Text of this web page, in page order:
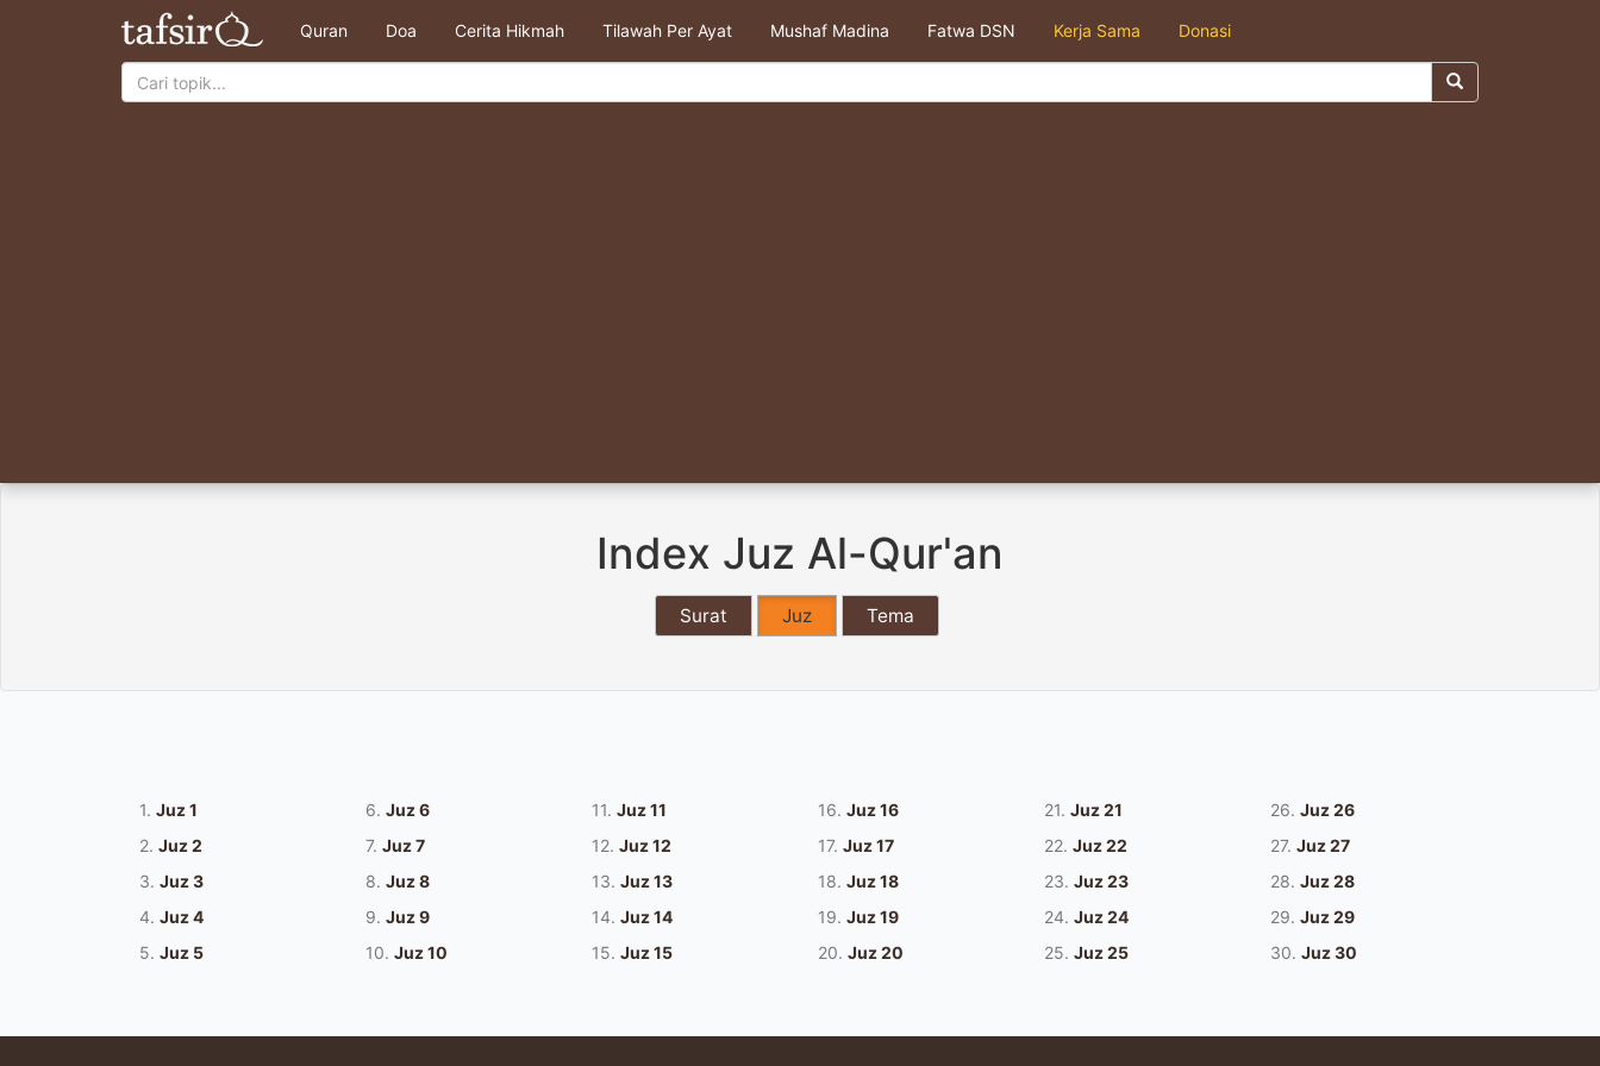
Quran Doa Cerita Hikmah Tilawah Per Ayat Mushaf Madina Fatwa DSN Kerja Sama Donasi
Index Juz Al-Qur'an
Surat Juz Tema
1. Juz 1
2. Juz 2
3. Juz 3
4. Juz 4
5. Juz 5
6. Juz 6
7. Juz 7
8. Juz 8
9. Juz 9
10. Juz 10
11. Juz 11
12. Juz 12
13. Juz 13
14. Juz 14
15. Juz 15
16. Juz 16
17. Juz 17
18. Juz 18
19. Juz 19
20. Juz 20
21. Juz 21
22. Juz 22
23. Juz 23
24. Juz 24
25. Juz 25
26. Juz 26
27. Juz 27
28. Juz 28
29. Juz 29
30. Juz 30